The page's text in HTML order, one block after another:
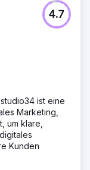
4.7
ist eine
Marketing,
um klare,
Kunden